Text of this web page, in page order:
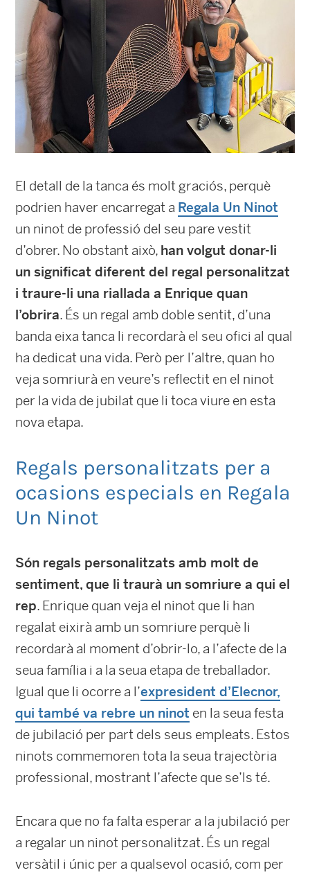
El detall de la tanca és molt graciós, perquè
podrien haver encarregat a Regala Un Ninot
un ninot de professió del seu pare vestit
d’obrer. No obstant això, han volgut donar-li
un significat diferent del regal personalitzat
i traure-li una riallada a Enrique quan
l’obrira. És un regal amb doble sentit, d’una
banda eixa tanca li recordarà el seu ofici al qual
ha dedicat una vida. Però per l’altre, quan ho
veja somriurà en veure’s reflectit en el ninot
per la vida de jubilat que li toca viure en esta
nova etapa.
Regals personalitzats per a
ocasions especials en Regala
Un Ninot
Són regals personalitzats amb molt de
sentiment, que li traurà un somriure a qui el
rep. Enrique quan veja el ninot que li han
regalat eixirà amb un somriure perquè li
recordarà al moment d’obrir-lo, a l’afecte de la
seua família i a la seua etapa de treballador.
Igual que li ocorre a l’expresident d’Elecnor,
qui també va rebre un ninot en la seua festa
de jubilació per part dels seus empleats. Estos
ninots commemoren tota la seua trajectòria
professional, mostrant l’afecte que se’ls té.
Encara que no fa falta esperar a la jubilació per
a regalar un ninot personalitzat. És un regal
versàtil i únic per a qualsevol ocasió, com per